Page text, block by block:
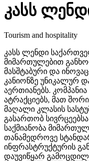
კასს
Tourism and hospitality
კასს ლენდი
მიმართულებით
მასშტაბური და
კანიონზე უნიკალურ
აერთიანებს.
ატრაქციებს, მათ
მაღალი კლასის
გასართობ სივრცეებსა
საქმიანობა
თანამედროვე
ინფრასტრუქტურის
დაუვიწყარ